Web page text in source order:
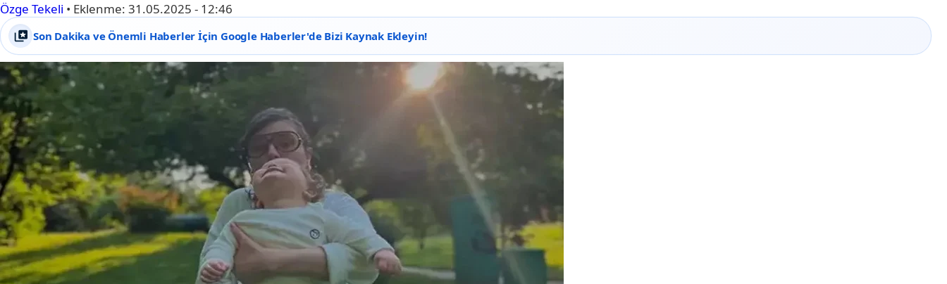
Özge Tekeli • Eklenme: 31.05.2025 - 12:46
Son Dakika ve Önemli Haberler İçin Google Haberler'de Bizi Kaynak Ekleyin!